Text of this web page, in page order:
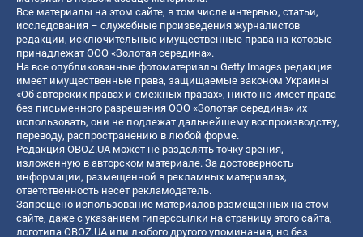
Все материалы на этом сайте, в том числе интервью, статьи,
исследования – служебные произведения журналистов
редакции, исключительные имущественные права на которые
принадлежат ООО «Золотая середина».
На все опубликованные фотоматериалы Getty Images редакция
имеет имущественные права, защищаемые законом Украины
«Об авторских правах и смежных правах», никто не имеет права
без письменного разрешения ООО «Золотая середина» их
использовать, они не подлежат дальнейшему воспроизводству,
переводу, распространению в любой форме.
Редакция OBOZ.UA может не разделять точку зрения,
изложенную в авторском материале. За достоверность
информации, размещенной в рекламных материалах,
ответственность несет рекламодатель.
Запрещено использование материалов размещенных на этом
сайте, даже с указанием гиперссылки на страницу этого сайта,
логотипа OBOZ.UA или любого другого упоминания, но без